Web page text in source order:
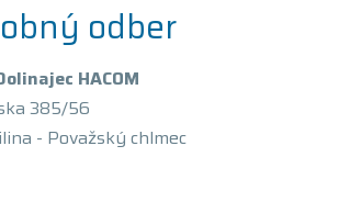
odber
HACOM
385/56
- Považský chlmec